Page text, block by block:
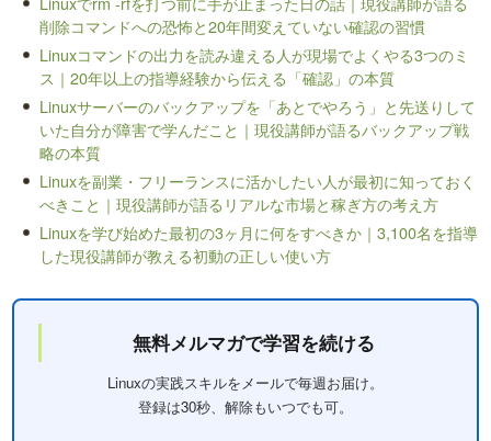
削除コマンドへの恐怖と20年間変えていない確認の習慣
Linuxコマンドの出力を読み違える人が現場でよくやる3つのミ
ス｜20年以上の指導経験から伝える「確認」の本質
Linuxサーバーのバックアップを「あとでやろう」と先送りして
いた自分が障害で学んだこと｜現役講師が語るバックアップ戦
略の本質
Linuxを副業・フリーランスに活かしたい人が最初に知っておく
べきこと｜現役講師が語るリアルな市場と稼ぎ方の考え方
Linuxを学び始めた最初の3ヶ月に何をすべきか｜3,100名を指導
した現役講師が教える初動の正しい使い方
無料メルマガで学習を続ける
Linuxの実践スキルをメールで毎週お届け。
登録は30秒、解除もいつでも可。